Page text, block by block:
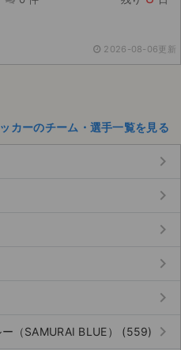
2026-08-06更新
カーのチーム・選手一覧を見る
keyboard_arrow_right
keyboard_arrow_right
keyboard_arrow_right
keyboard_arrow_right
keyboard_arrow_right
（SAMURAI BLUE） (559) keyboard_arrow_right